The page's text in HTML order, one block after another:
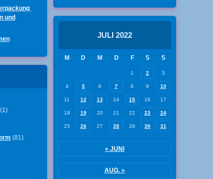
und
(1)
(81)
JULI 2022
M D M D F S S
1 2 3
4 5 6 7 8 9 10
11 12 13 14 15 16 17
18 19 20 21 22 23 24
25 26 27 28 29 30 31
« JUNI
AUG. »